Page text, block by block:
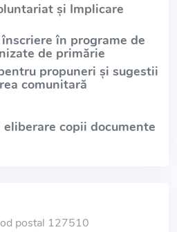
și Implicare
în programe de
de primărie
propuneri și sugestii
comunitară
eliberare copii documente
postal 127510